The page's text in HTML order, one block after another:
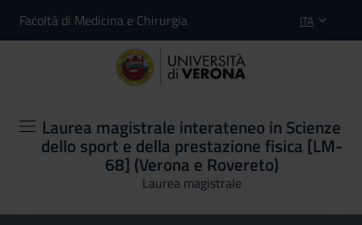
Facoltà di Medicina e Chirurgia ITA
Laurea magistrale interateneo in Scienze
dello sport e della prestazione fisica [LM-
68] (Verona e Rovereto)
Laurea magistrale